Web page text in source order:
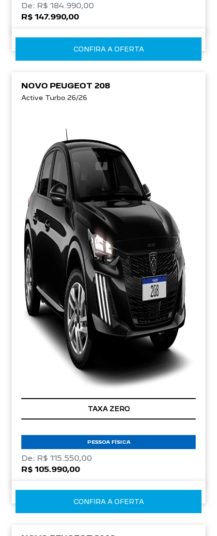
De: R$ 184.990,00
R$ 147.990,00
CONFIRA A OFERTA
NOVO PEUGEOT 208
Active Turbo 26/26
TAXA ZERO
PESSOA FÍSICA
De: R$ 115.550,00
R$ 105.990,00
CONFIRA A OFERTA